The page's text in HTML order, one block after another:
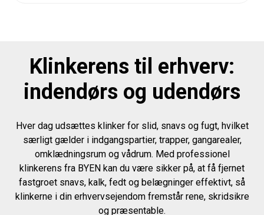
Klinkerens til erhverv:
indendørs og udendørs
Hver dag udsættes klinker for slid, snavs og fugt, hvilket
særligt gælder i indgangspartier, trapper, gangarealer,
omklædningsrum og vådrum. Med professionel
klinkerens fra BYEN kan du være sikker på, at få fjernet
fastgroet snavs, kalk, fedt og belægninger effektivt, så
klinkerne i din erhvervsejendom fremstår rene, skridsikre
og præsentable.